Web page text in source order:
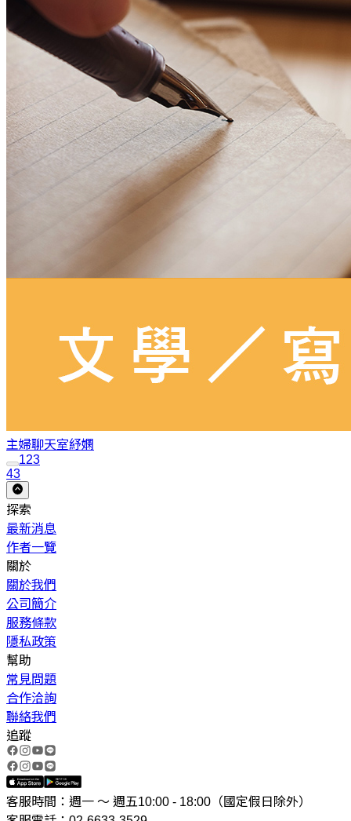
主婦聊天室紓嫻
123
43
探索
最新消息
作者一覽
關於
關於我們
公司簡介
服務條款
隱私政策
幫助
常見問題
合作洽詢
聯絡我們
追蹤
客服時間：週一 ～ 週五10:00 - 18:00（國定假日除外）